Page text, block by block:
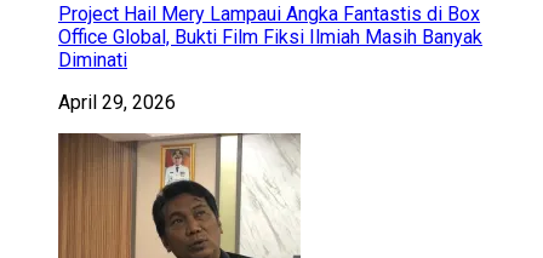
Project Hail Mery Lampaui Angka Fantastis di Box
Office Global, Bukti Film Fiksi Ilmiah Masih Banyak
Diminati
April 29, 2026